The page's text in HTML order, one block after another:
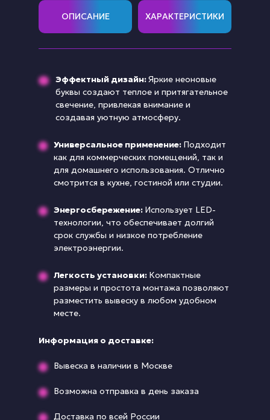
ОПИСАНИЕ ХАРАКТЕРИСТИКИ
Эффектный дизайн:Яркие неоновые
буквы создают теплое и притягательное
свечение, привлекая внимание и
создавая уютную атмосферу.
Универсальное применение: Подходит
как для коммерческих помещений, так и
для домашнего использования. Отлично
смотрится в кухне, гостиной или студии.
Энергосбережение: Использует LED-
технологии, что обеспечивает долгий
срок службы и низкое потребление
электроэнергии.
Легкость установки: Компактные
размеры и простота монтажа позволяют
разместить вывеску в любом удобном
месте.
Вывеска в наличии в Москве
Возможна отправка в день заказа
Доставка по всей России
Информация о доставке: